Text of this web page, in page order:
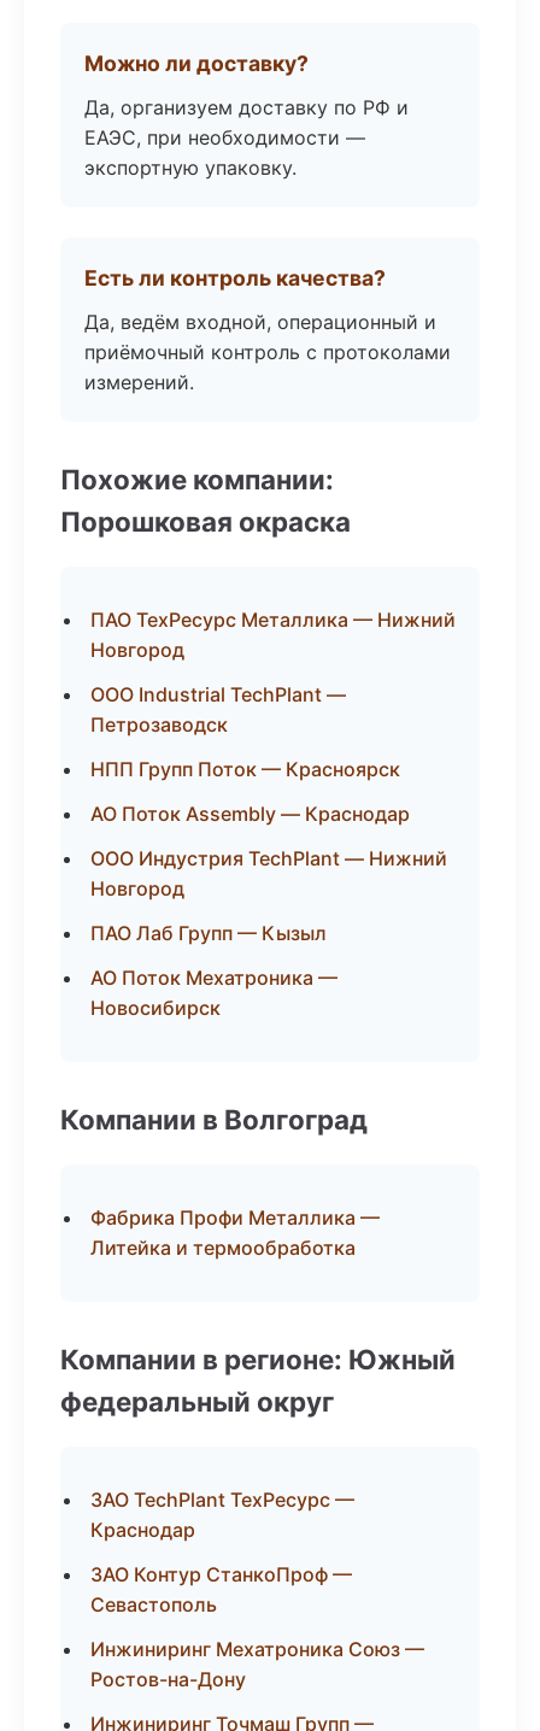
Можно ли доставку?
Да, организуем доставку по РФ и
ЕАЭС, при необходимости —
экспортную упаковку.
Есть ли контроль качества?
Да, ведём входной, операционный и
приёмочный контроль с протоколами
измерений.
Похожие компании:
Порошковая окраска
ПАО ТехРесурс Металлика — Нижний
Новгород
ООО Industrial TechPlant —
Петрозаводск
НПП Групп Поток — Красноярск
АО Поток Assembly — Краснодар
ООО Индустрия TechPlant — Нижний
Новгород
ПАО Лаб Групп — Кызыл
АО Поток Мехатроника —
Новосибирск
Компании в Волгоград
Фабрика Профи Металлика —
Литейка и термообработка
Компании в регионе: Южный
федеральный округ
ЗАО TechPlant ТехРесурс —
Краснодар
ЗАО Контур СтанкоПроф —
Севастополь
Инжиниринг Мехатроника Союз —
Ростов-на-Дону
Инжиниринг Точмаш Групп —